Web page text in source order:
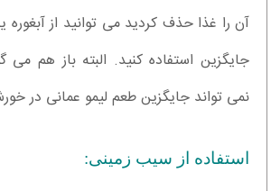
آن را غذا حذف کردید می توانید از آبغوره
جایگزین استفاده کنید. البته باز هم
نمی تواند جایگزین طعم لیمو عمانی در
استفاده از سیب زمینی: